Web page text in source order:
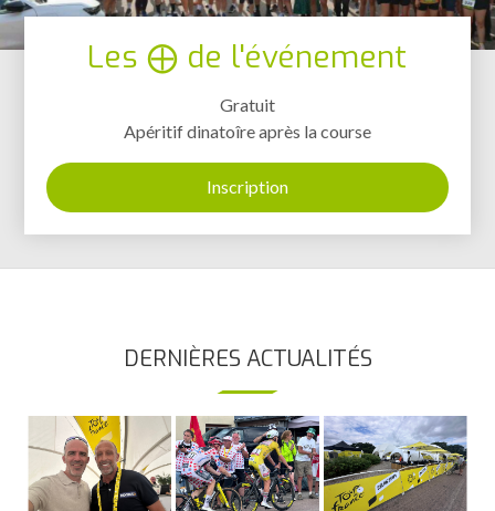
Les ⨁ de l'événement
Gratuit
Apéritif dinatoîre après la course
Inscription
DERNIÈRES ACTUALITÉS